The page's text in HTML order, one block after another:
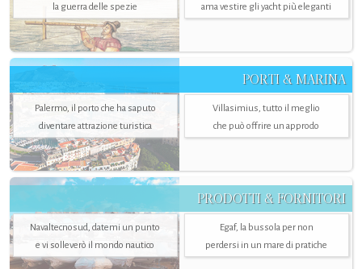
la guerra delle spezie
ama vestire gli yacht più eleganti
PORTI & MARINA
Palermo, il porto che ha saputo
diventare attrazione turistica
Villasimius, tutto il meglio
che può offrire un approdo
PRODOTTI & FORNITORI
Navaltecnosud, datemi un punto
e vi solleverò il mondo nautico
Egaf, la bussola per non
perdersi in un mare di pratiche